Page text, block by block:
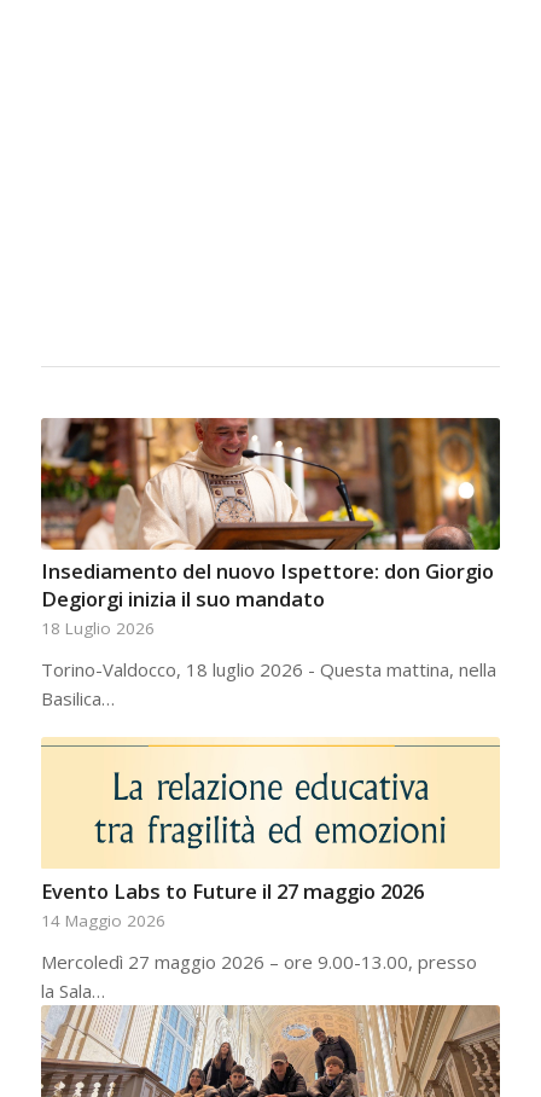
Insediamento del nuovo Ispettore: don Giorgio
Degiorgi inizia il suo mandato
18 Luglio 2026
Torino-Valdocco, 18 luglio 2026 - Questa mattina, nella
Basilica…
Evento Labs to Future il 27 maggio 2026
14 Maggio 2026
Mercoledì 27 maggio 2026 – ore 9.00-13.00, presso
la Sala…